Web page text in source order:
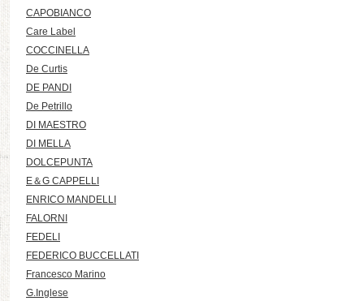
CAPOBIANCO
Care Label
COCCINELLA
De Curtis
DE PANDI
De Petrillo
DI MAESTRO
DI MELLA
DOLCEPUNTA
E＆G CAPPELLI
ENRICO MANDELLI
FALORNI
FEDELI
FEDERICO BUCCELLATI
Francesco Marino
G.Inglese